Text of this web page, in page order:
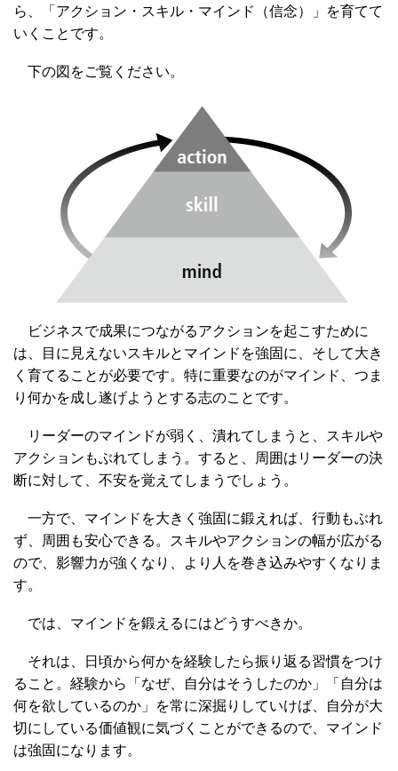
ら、「アクション・スキル・マインド（信念）」を育てて
いくことです。
下の図をご覧ください。
ビジネスで成果につながるアクションを起こすために
は、目に見えないスキルとマインドを強固に、そして大き
く育てることが必要です。特に重要なのがマインド、つま
り何かを成し遂げようとする志のことです。
リーダーのマインドが弱く、潰れてしまうと、スキルや
アクションもぶれてしまう。すると、周囲はリーダーの決
断に対して、不安を覚えてしまうでしょう。
一方で、マインドを大きく強固に鍛えれば、行動もぶれ
ず、周囲も安心できる。スキルやアクションの幅が広がる
ので、影響力が強くなり、より人を巻き込みやすくなりま
す。
では、マインドを鍛えるにはどうすべきか。
それは、日頃から何かを経験したら振り返る習慣をつけ
ること。経験から「なぜ、自分はそうしたのか」「自分は
何を欲しているのか」を常に深掘りしていけば、自分が大
切にしている価値観に気づくことができるので、マインド
は強固になります。